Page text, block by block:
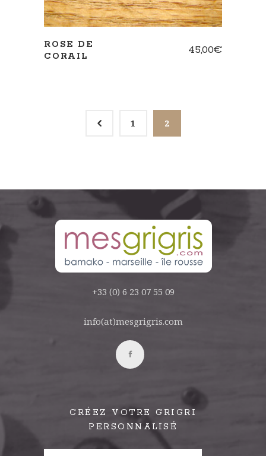
ROSE DE
CORAIL
45,00€
4 1 2
+33 (0) 6 23 07 55 09
info(at)mesgrigris.com
CRÉEZ VOTRE GRIGRI
PERSONNALISÉ